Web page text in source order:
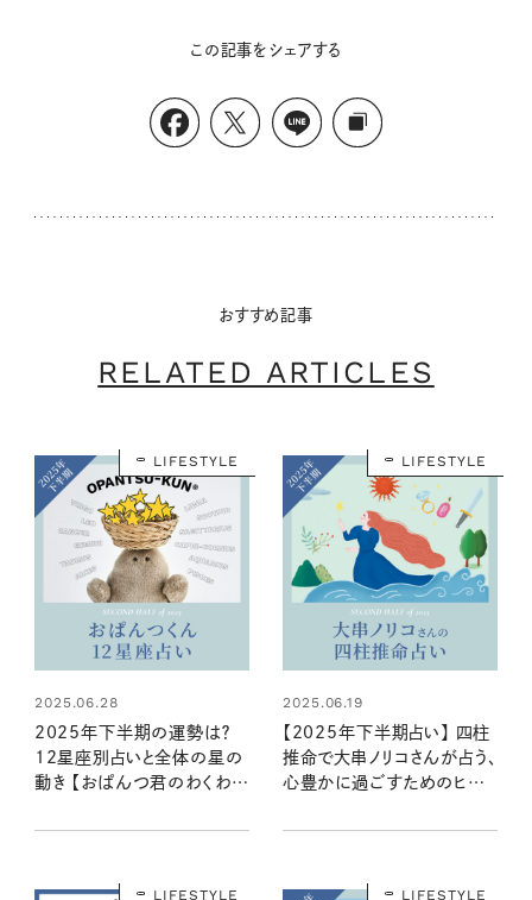
この記事をシェアする
おすすめ記事
RELATED ARTICLES
LIFESTYLE
2025.06.28
2025年下半期の運勢は？
12星座別占いと全体の星の
動き 【おぱんつ君のわくわく
LIFESTYLE
2025.06.19
【2025年下半期占い】 四柱
推命で大串ノリコさんが占う、
心豊かに過ごすためのヒント
LIFESTYLE LIFESTYLE